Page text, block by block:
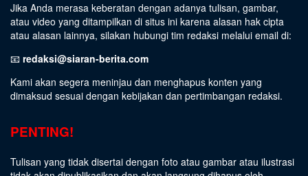
Jika Anda merasa keberatan dengan adanya tulisan, gambar,
atau video yang ditampilkan di situs ini karena alasan hak cipta
atau alasan lainnya, silakan hubungi tim redaksi melalui email di:
📧 redaksi@siaran-berita.com
Kami akan segera meninjau dan menghapus konten yang
dimaksud sesuai dengan kebijakan dan pertimbangan redaksi.
PENTING!
Tulisan yang tidak disertai dengan foto atau gambar atau ilustrasi